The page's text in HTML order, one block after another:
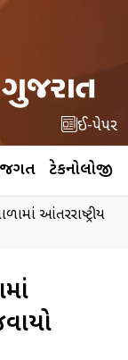
ઈ-પેપર
ટેકનોલોજી
આંતરરાષ્ટ્રીય